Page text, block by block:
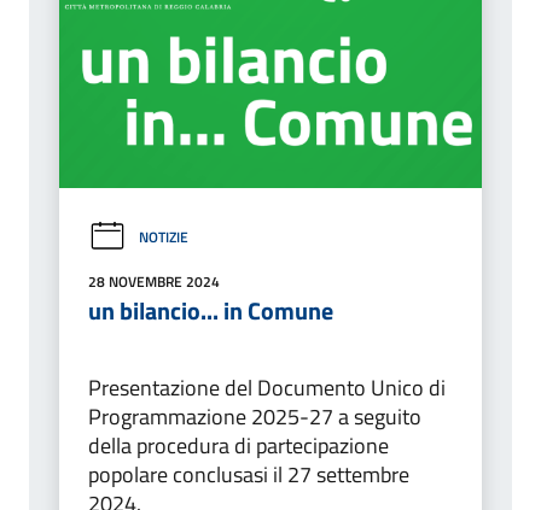
NOTIZIE
28 NOVEMBRE 2024
un bilancio... in Comune
Presentazione del Documento Unico di
Programmazione 2025-27 a seguito
della procedura di partecipazione
popolare conclusasi il 27 settembre